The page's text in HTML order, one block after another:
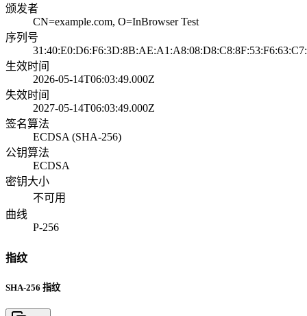
颁发者
CN=example.com, O=InBrowser Test
序列号
生效时间
2026-05-14T06:03:49.000Z
失效时间
2027-05-14T06:03:49.000Z
签名算法
ECDSA (SHA-256)
公钥算法
ECDSA
密钥大小
不可用
曲线
P-256
指纹
SHA-256 指纹